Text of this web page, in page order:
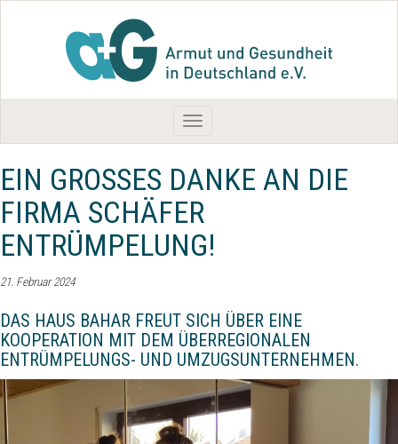
Toggle
navigation
EIN GROSSES DANKE AN DIE F
IRMA SCHÄFER E
NTRÜMPELUNG!
21. Februar 2024
DAS HAUS BAHAR FREUT SICH ÜBER EINE
KOOPERATION MIT DEM ÜBERREGIONALEN
ENTRÜMPELUNGS- UND UMZUGSUNTERNEHMEN.